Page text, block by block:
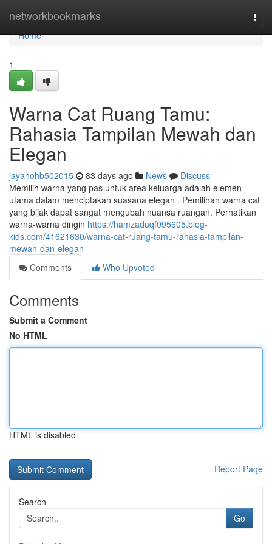
networkbookmarks
Home
Home
1
Warna Cat Ruang Tamu:
Rahasia Tampilan Mewah dan
Elegan
jayahohb502015 83 days ago News
Discuss
Memilih warna yang pas untuk area keluarga adalah elemen
utama dalam menciptakan suasana elegan . Pemilihan warna cat
yang bijak dapat sangat mengubah nuansa ruangan. Perhatikan
warna-warna dingin https://hamzaduqf095605.blog-
kids.com/41621630/warna-cat-ruang-tamu-rahasia-tampilan-
mewah-dan-elegan
Comments
Who Upvoted
Comments
Submit a Comment
No HTML
HTML is disabled
Report Page
Search
Go